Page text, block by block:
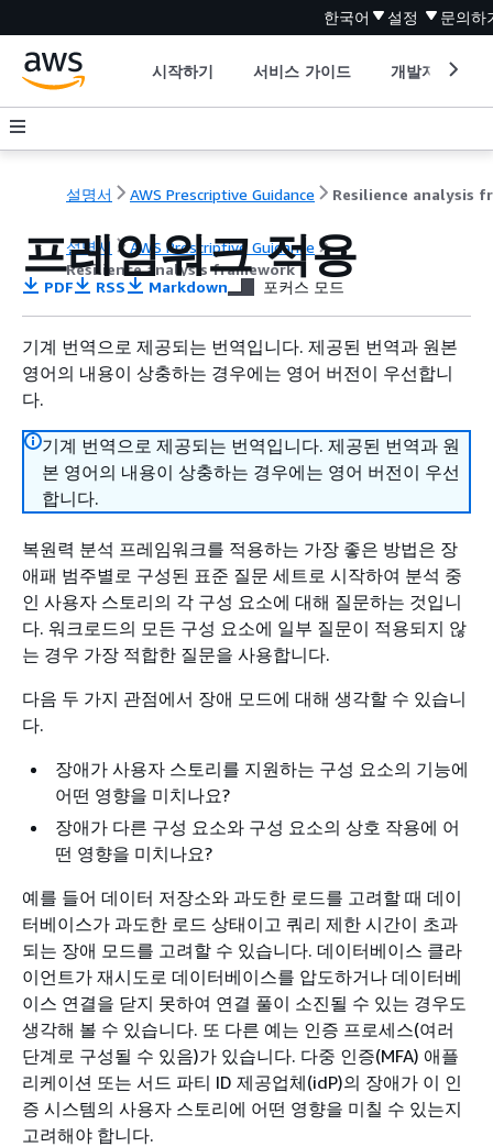
한국어 설정 문의하
시작하기 서비스 가이드 개발자 도구
설명서 AWS Prescriptive Guidance
설명서
AWS Prescriptive Guidance
Resilience analysis framework
프레임워크 적용
PDF RSS Markdown 포커스 모드
기계 번역으로 제공되는 번역입니다. 제공된 번역과 원본
영어의 내용이 상충하는 경우에는 영어 버전이 우선합니
다.
기계 번역으로 제공되는 번역입니다. 제공된 번역과 원
본 영어의 내용이 상충하는 경우에는 영어 버전이 우선
합니다.
복원력 분석 프레임워크를 적용하는 가장 좋은 방법은 장
애패 범주별로 구성된 표준 질문 세트로 시작하여 분석 중
인 사용자 스토리의 각 구성 요소에 대해 질문하는 것입니
다. 워크로드의 모든 구성 요소에 일부 질문이 적용되지 않
는 경우 가장 적합한 질문을 사용합니다.
다음 두 가지 관점에서 장애 모드에 대해 생각할 수 있습니
다.
장애가 사용자 스토리를 지원하는 구성 요소의 기능에
어떤 영향을 미치나요?
장애가 다른 구성 요소와 구성 요소의 상호 작용에 어
떤 영향을 미치나요?
예를 들어 데이터 저장소와 과도한 로드를 고려할 때 데이
터베이스가 과도한 로드 상태이고 쿼리 제한 시간이 초과
되는 장애 모드를 고려할 수 있습니다. 데이터베이스 클라
이언트가 재시도로 데이터베이스를 압도하거나 데이터베
이스 연결을 닫지 못하여 연결 풀이 소진될 수 있는 경우도
생각해 볼 수 있습니다. 또 다른 예는 인증 프로세스(여러
단계로 구성될 수 있음)가 있습니다. 다중 인증(MFA) 애플
리케이션 또는 서드 파티 ID 제공업체(idP)의 장애가 이 인
증 시스템의 사용자 스토리에 어떤 영향을 미칠 수 있는지
고려해야 합니다.